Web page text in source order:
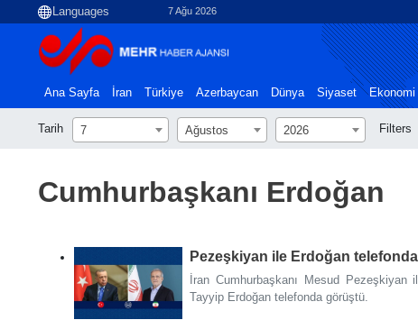
7 Ağu 2026
Ana Sayfa İran Türkiye Azerbaycan Dünya Siyaset Ekonomi
Tarih 7 Ağustos 2026 Filters
Cumhurbaşkanı Erdoğan
Pezeşkiyan ile Erdoğan
İran Cumhurbaşkanı Mesud Pezeşkiyan
Tayyip Erdoğan telefonda görüştü.